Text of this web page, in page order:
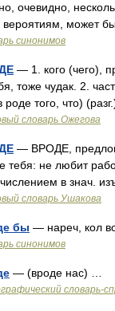
очевидно,
вероятиям, может
синонимов
— 1. кого (чего),
тоже чудак. 2.
роде того, что)
словарь Ожегова
— ВРОДЕ, предлог
тебя: не любит
в знач.
словарь Ушакова
бы — нареч, кол
синонимов
— (вроде нас) …
словарь-